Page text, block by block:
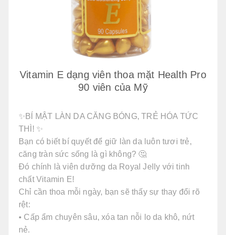
Vitamin E dạng viên thoa mặt Health Pro
90 viên của Mỹ
✨BÍ MẬT LÀN DA CĂNG BÓNG, TRẺ HÓA TỨC
THÌ! ✨
Bạn có biết bí quyết để giữ làn da luôn tươi trẻ,
căng tràn sức sống là gì không? 🤔
Đó chính là viên dưỡng da Royal Jelly với tinh
chất Vitamin E!
Chỉ cần thoa mỗi ngày, bạn sẽ thấy sự thay đổi rõ
rệt:
• Cấp ẩm chuyên sâu, xóa tan nỗi lo da khô, nứt
nẻ.